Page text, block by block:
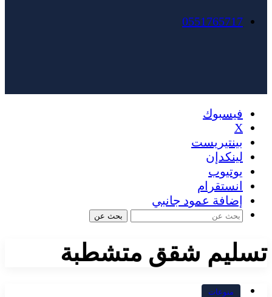
0551765717
فيسبوك
X
بينتيريست
لينكدإن
يوتيوب
انستقرام
إضافة عمود جانبي
بحث عن
تسليم شقق متشطبة
منوعات